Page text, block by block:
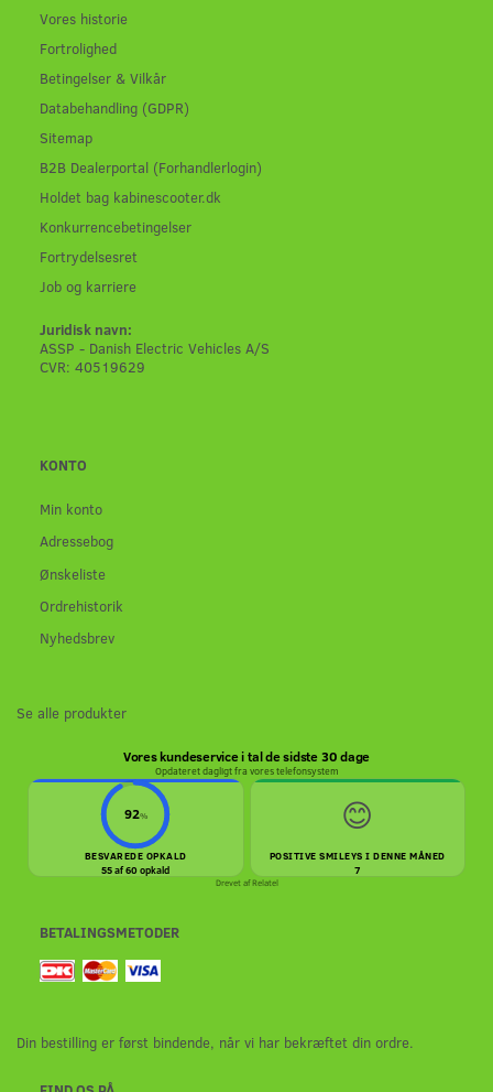
Vores historie
Fortrolighed
Betingelser & Vilkår
Databehandling (GDPR)
Sitemap
B2B Dealerportal (Forhandlerlogin)
Holdet bag kabinescooter.dk
Konkurrencebetingelser
Fortrydelsesret
Job og karriere
Juridisk navn:
ASSP - Danish Electric Vehicles A/S
CVR: 40519629
KONTO
Min konto
Adressebog
Ønskeliste
Ordrehistorik
Nyhedsbrev
Se alle produkter
Vores kundeservice i tal de sidste 30 dage
Opdateret dagligt fra vores telefonsystem
92%
BESVAREDE OPKALD
55 af 60 opkald
😊
POSITIVE SMILEYS I DENNE MÅNED
7
Drevet afRelatel
BETALINGSMETODER
Din bestilling er først bindende, når vi har bekræftet din ordre.